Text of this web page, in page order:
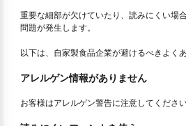
重要な細部が欠けていたり、読みにくい場
問題が発生します。
以下は、自家製食品企業が避けるべきよく
アレルゲン情報がありません
お客様はアレルゲン警告に注意してください